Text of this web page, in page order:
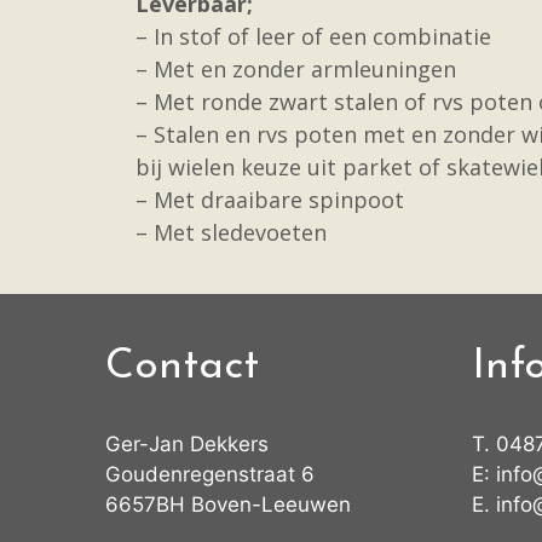
– In stof of leer of een combinatie
– Met en zonder armleuningen
– Met ronde zwart stalen of rvs
– Stalen en rvs poten met en zonder
bij wielen keuze uit parket of
– Met draaibare spinpoot
– Met sledevoeten
Contact
Ger-Jan Dekkers
Goudenregenstraat 6
6657BH Boven-Leeuwen
T.
E:
E.